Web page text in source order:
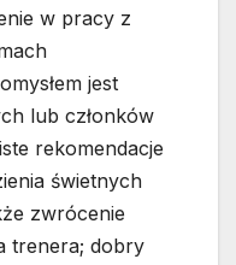
w pracy z
jest
lub członków
rekomendacje
świetnych
zwrócenie
trenera; dobry